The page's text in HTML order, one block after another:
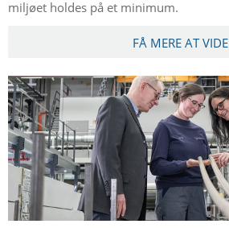
miljøet holdes på et minimum.
FÅ MERE AT VIDE